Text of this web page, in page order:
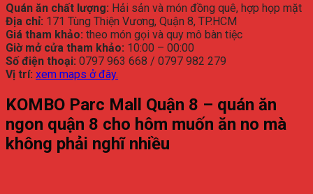
Quán ăn chất lượng: Hải sản và món đồng quê, hợp họp mặt
Địa chỉ: 171 Tùng Thiện Vương, Quận 8, TP.HCM
Giá tham khảo: theo món gọi và quy mô bàn tiệc
Giờ mở cửa tham khảo: 10:00 – 00:00
Sốđiện thoại: 0797 963 668 / 0797 982 279
Vị trí: xem maps ởđây.
KOMBO Parc Mall Quận 8 – quán ăn
ngon quận 8 cho hôm muốn ăn no mà
không phải nghĩ nhiều